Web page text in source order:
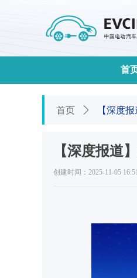
首
首页 ꄲ 【深度
【深度报道
创建时间： 2025-11-05